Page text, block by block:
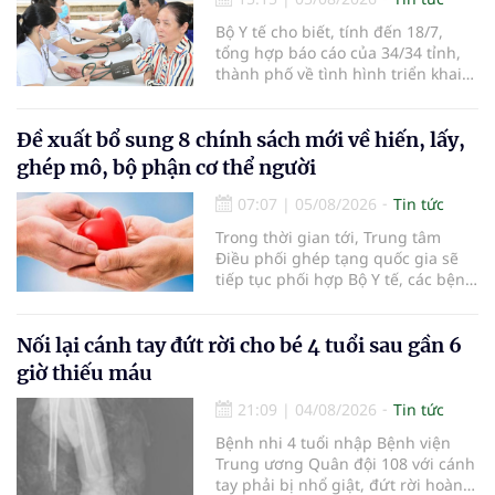
Bộ Y tế cho biết, tính đến 18/7,
tổng hợp báo cáo của 34/34 tỉnh,
thành phố về tình hình triển khai
nhận 32.286.360 người, chiếm gần
30% dân số cả nước đã được khám
sức khỏe định kỳ năm nay.
Đề xuất bổ sung 8 chính sách mới về hiến, lấy,
ghép mô, bộ phận cơ thể người
07:07 | 05/08/2026
Tin tức
Trong thời gian tới, Trung tâm
Điều phối ghép tạng quốc gia sẽ
tiếp tục phối hợp Bộ Y tế, các bệnh
cường truyền thông, hoàn thiện
quy trình chuyên môn và hệ thống
hiến và ghép mô tạng.
Nối lại cánh tay đứt rời cho bé 4 tuổi sau gần 6
giờ thiếu máu
21:09 | 04/08/2026
Tin tức
Bệnh nhi 4 tuổi nhập Bệnh viện
Trung ương Quân đội 108 với cánh
tay phải bị nhổ giật, đứt rời hoàn